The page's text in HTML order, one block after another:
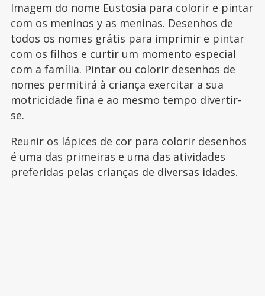
Imagem do nome Eustosia para colorir e pintar
com os meninos y as meninas. Desenhos de
todos os nomes grátis para imprimir e pintar
com os filhos e curtir um momento especial
com a família. Pintar ou colorir desenhos de
nomes permitirá à criança exercitar a sua
motricidade fina e ao mesmo tempo divertir-
se.
Reunir os lápices de cor para colorir desenhos
é uma das primeiras e uma das atividades
preferidas pelas crianças de diversas idades.